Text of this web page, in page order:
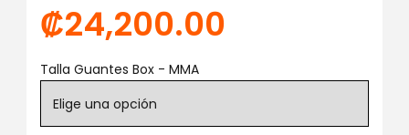
₡24,200.00
Talla Guantes Box - MMA